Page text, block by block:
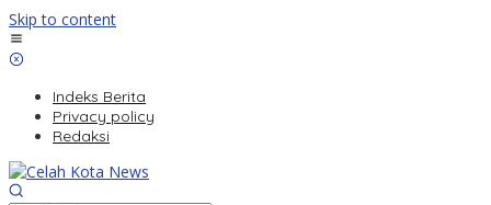
Skip to content
Indeks Berita
Privacy policy
Redaksi